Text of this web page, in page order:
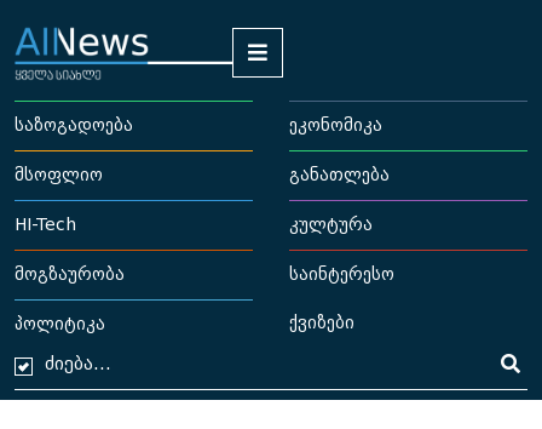
საზოგადოება ეკონომიკა
მსოფლიო განათლება
HI-Tech კულტურა
მოგზაურობა საინტერესო
პოლიტიკა ქვიზები